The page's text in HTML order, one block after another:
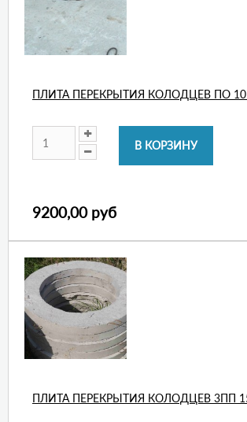
ПЛИТА ПЕРЕКРЫТИЯ КОЛОДЦЕВ ПО
9200,00 руб
ПЛИТА ПЕРЕКРЫТИЯ КОЛОДЦЕВ 3ПП